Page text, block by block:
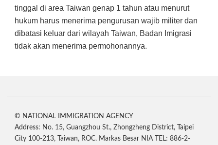
tinggal di area Taiwan genap 1 tahun atau menurut
hukum harus menerima pengurusan wajib militer dan
dibatasi keluar dari wilayah Taiwan, Badan Imigrasi
tidak akan menerima permohonannya.
© NATIONAL IMMIGRATION AGENCY
Address: No. 15, Guangzhou St., Zhongzheng District, Taipei
City 100-213, Taiwan, ROC. Markas Besar NIA TEL: 886-2-